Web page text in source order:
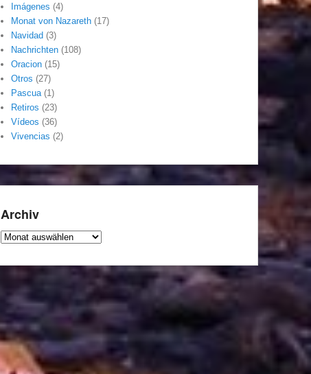
Imágenes (4)
Monat von Nazareth (17)
Navidad (3)
Nachrichten (108)
Oracion (15)
Otros (27)
Pascua(1)
Retiros (23)
Vídeos (36)
Vivencias (2)
Archiv
Archiv